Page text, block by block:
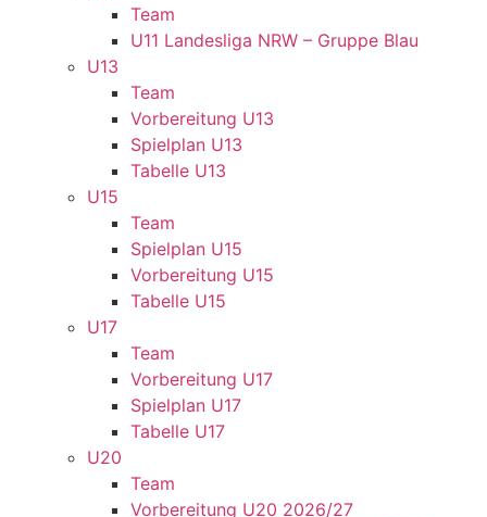
Team
U11 Landesliga NRW – Gruppe Blau
U13
Team
Vorbereitung U13
Spielplan U13
Tabelle U13
U15
Team
Spielplan U15
Vorbereitung U15
Tabelle U15
U17
Team
Vorbereitung U17
Spielplan U17
Tabelle U17
U20
Team
Vorbereitung U20 2026/27